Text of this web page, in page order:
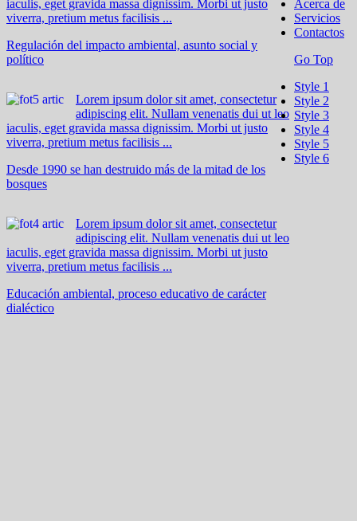
iaculis, eget gravida massa dignissim. Morbi ut justo
viverra, pretium metus facilisis ...
Regulación del impacto ambiental, asunto social y
político
Lorem ipsum dolor sit amet, consectetur
adipiscing elit. Nullam venenatis dui ut leo
iaculis, eget gravida massa dignissim. Morbi ut justo
viverra, pretium metus facilisis ...
Desde 1990 se han destruido más de la mitad de los
bosques
Lorem ipsum dolor sit amet, consectetur
adipiscing elit. Nullam venenatis dui ut leo
iaculis, eget gravida massa dignissim. Morbi ut justo
viverra, pretium metus facilisis ...
Educación ambiental, proceso educativo de carácter
dialéctico
Acerca de
Servicios
Contactos
Go Top
Style 1
Style 2
Style 3
Style 4
Style 5
Style 6